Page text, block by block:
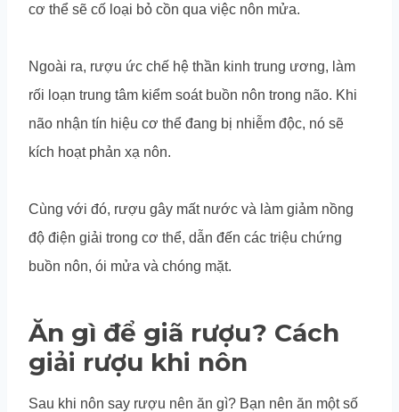
cơ thể sẽ cố loại bỏ cồn qua việc nôn mửa.
Ngoài ra, rượu ức chế hệ thần kinh trung ương, làm
rối loạn trung tâm kiểm soát buồn nôn trong não. Khi
não nhận tín hiệu cơ thể đang bị nhiễm độc, nó sẽ
kích hoạt phản xạ nôn.
Cùng với đó, rượu gây mất nước và làm giảm nồng
độ điện giải trong cơ thể, dẫn đến các triệu chứng
buồn nôn, ói mửa và chóng mặt.
Ăn gì để giã rượu? Cách
giải rượu khi nôn
Sau khi nôn say rượu nên ăn gì? Bạn nên ăn một số